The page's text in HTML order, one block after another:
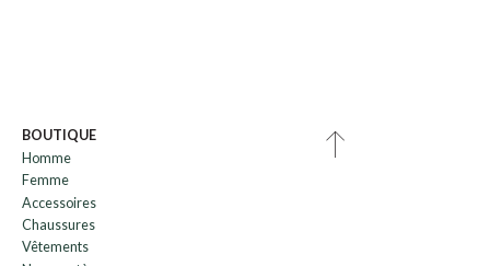
BOUTIQUE
Homme
Femme
Accessoires
Chaussures
Vêtements